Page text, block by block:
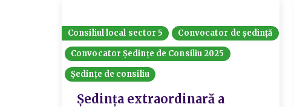
Consiliul local sector 5
Convocator de ședință
Convocator Ședințe de Consiliu 2025
Ședințe de consiliu
Ședința extraordinară a